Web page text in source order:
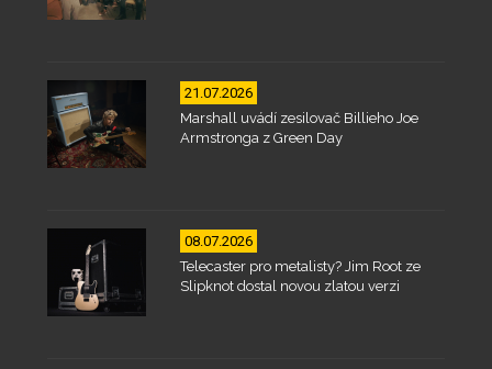
21.07.2026
Marshall uvádí zesilovač Billieho Joe
Armstronga z Green Day
08.07.2026
Telecaster pro metalisty? Jim Root ze
Slipknot dostal novou zlatou verzi